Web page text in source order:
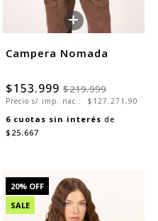
+
Campera Nomada
$153.999 $219.999
Precio s/ imp. nac.: $127.271,90
6 cuotas sin interés de
$25.667
20% OFF
SALE